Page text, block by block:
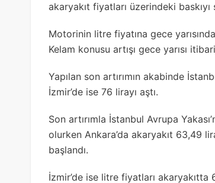
akaryakıt fiyatları üzerindeki baskıyı
Motorinin litre fiyatına gece
Kelam konusu artışı gece yarısı
Yapılan son artırımın akabinde
İzmir’de ise 76 lirayı aştı.
Son artırımla İstanbul Avrupa
olurken Ankara’da akaryakıt 63,49
başlandı.
İzmir’de ise litre fiyatları